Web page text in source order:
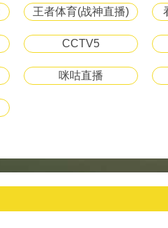
王者体育(战神直播)
CCTV5
咪咕直播